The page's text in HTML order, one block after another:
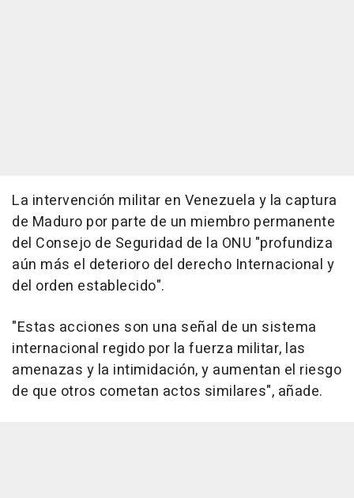
La intervención militar en Venezuela y la captura
de Maduro por parte de un miembro permanente
del Consejo de Seguridad de la ONU "profundiza
aún más el deterioro del derecho Internacional y
del orden establecido".
"Estas acciones son una señal de un sistema
internacional regido por la fuerza militar, las
amenazas y la intimidación, y aumentan el riesgo
de que otros cometan actos similares", añade.